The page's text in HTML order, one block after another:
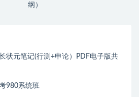
纲）
状元笔记(行测+申论）PDF电子版共
980系统班